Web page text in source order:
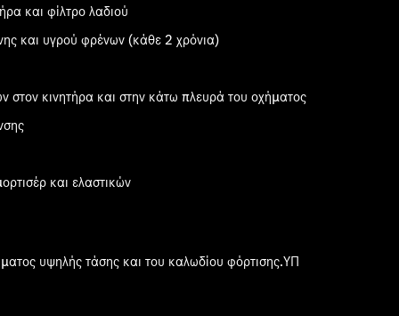
και φίλτρο λαδιού
και υγρού φρένων (κάθε 2 χρόνια)
στον κινητήρα και στην κάτω πλευρά του οχήματος
και ελαστικών
υψηλής τάσης και του καλωδίου φόρτισης.ΥΠ